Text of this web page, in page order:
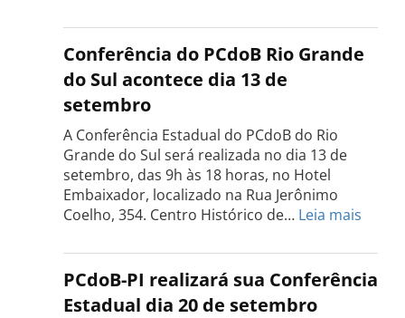
Estadual
do
PCdoB
Tocantins
será
realizada
dia
18
de
setembro
Conferência do PCdoB Rio Grande
do Sul acontece dia 13 de
setembro
A Conferência Estadual do PCdoB do Rio
Grande do Sul será realizada no dia 13 de
setembro, das 9h às 18 horas, no Hotel
Embaixador, localizado na Rua Jerônimo
Coelho, 354. Centro Histórico de… Leia mais
do
PCdoB
Rio
PCdoB-PI realizará sua Conferência
Estadual dia 20 de setembro